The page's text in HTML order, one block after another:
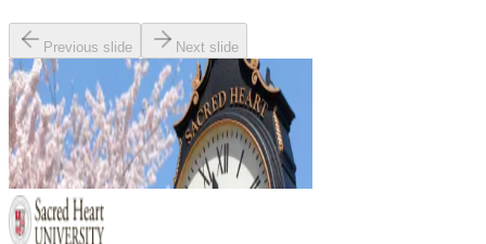
Previous slide Next slide